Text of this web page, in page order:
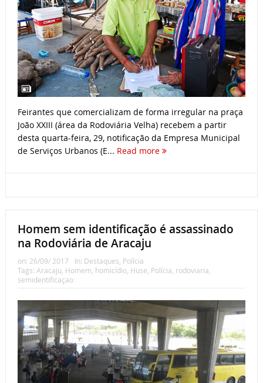
Feirantes que comercializam de forma irregular na praça
João XXIII (área da Rodoviária Velha) recebem a partir
desta quarta-feira, 29, notificação da Empresa Municipal
de Serviços Urbanos (E... Read more
Homem sem identificação é assassinado
na Rodoviária de Aracaju
on: 26/09/ 2017 In: Destaques Polícia
Tags: Aracaju Homem homicídio, Huse Polícia rodoviaria
semidentificaçao